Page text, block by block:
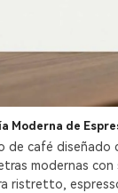
Moderna de
de café diseñado
modernas con
ristretto,
Empieza